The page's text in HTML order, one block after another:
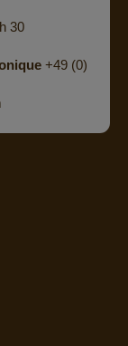
30
+49 (0)